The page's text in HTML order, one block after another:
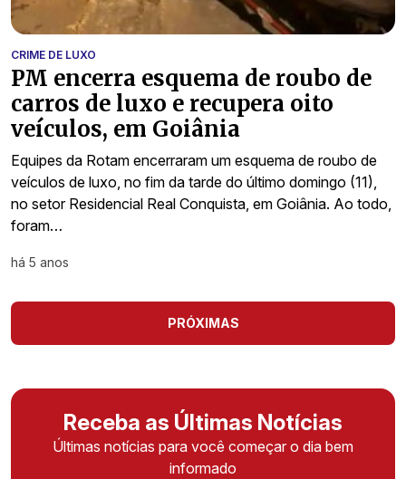
CRIME DE LUXO
PM encerra esquema de roubo de
carros de luxo e recupera oito
veículos, em Goiânia
Equipes da Rotam encerraram um esquema de roubo de
veículos de luxo, no fim da tarde do último domingo (11),
no setor Residencial Real Conquista, em Goiânia. Ao todo,
foram…
há 5 anos
PRÓXIMAS
Receba as Últimas Notícias
Últimas notícias para você começar o dia bem
informado